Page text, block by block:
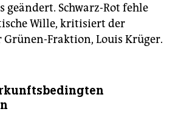
geändert. Schwarz-Rot fehle
Wille, kritisiert der
Grünen-Fraktion, Louis Krüger.